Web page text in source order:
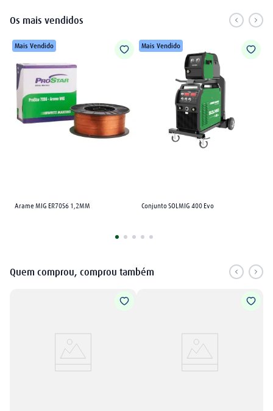
Os mais vendidos
Mais Vendido
Arame MIG ER70S6 1,2MM
Mais Vendido
Conjunto SOLMIG 400 Evo
Quem comprou, comprou também